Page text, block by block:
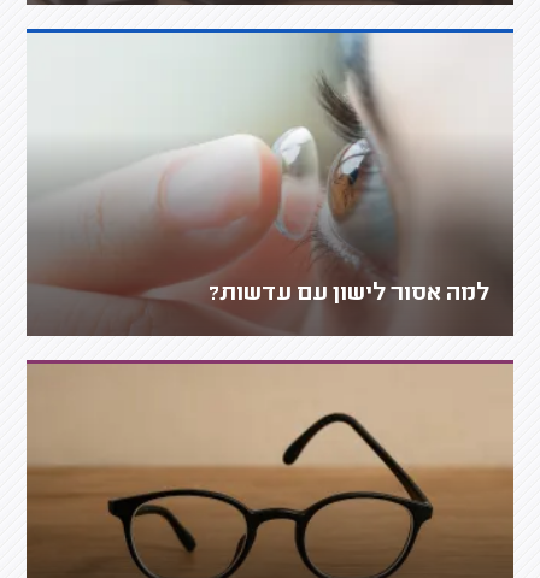
למה אסור לישון עם עדשות?